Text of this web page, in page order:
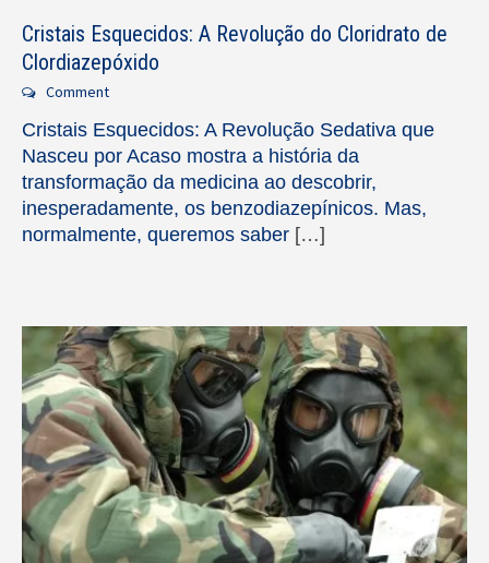
Cristais Esquecidos: A Revolução do Cloridrato de
Clordiazepóxido
Comment
Cristais Esquecidos: A Revolução Sedativa que
Nasceu por Acaso mostra a história da
transformação da medicina ao descobrir,
inesperadamente, os benzodiazepínicos. Mas,
normalmente, queremos saber […]